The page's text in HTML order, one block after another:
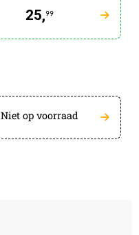
25,99
Niet op voorraad